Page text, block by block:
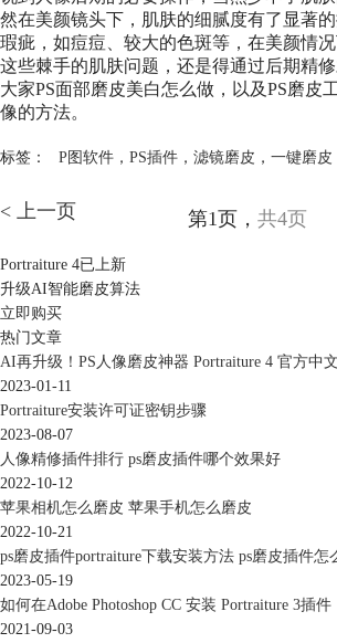
然在美颜镜头下，肌肤的细腻度有了显著
瑕疵，如痘痘、较大的色斑等，在美颜情况
这些棘手的肌肤问题，还是得通过后期精
大家PS面部磨皮美白怎么做，以及PS磨皮
像的方法。
标签： P图软件， PS插件， 滤镜磨皮 ， 一键磨皮
< 上一页 第1页， 共4页
Portraiture 4已上新
升级AI智能磨皮算法
立即购买
热门文章
AI再升级！PS人像磨皮神器 Portraiture 4 官方中
2023-01-11
Portraiture安装许可证密钥步骤
2023-08-07
人像精修插件排行 ps磨皮插件哪个效果好
2022-10-12
苹果相机怎么磨皮 苹果手机怎么磨皮
2022-10-21
ps磨皮插件portraiture下载安装方法 ps磨皮插件怎
2023-05-19
如何在Adobe Photoshop CC 安装 Portraiture 3插件
2021-09-03